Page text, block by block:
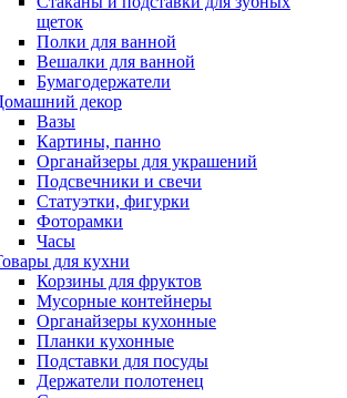
щеток
Полки для ванной
Вешалки для ванной
Бумагодержатели
декор
Вазы
Картины, панно
Органайзеры для украшений
Подсвечники и свечи
Статуэтки, фигурки
Фоторамки
Часы
для кухни
Корзины для фруктов
Мусорные контейнеры
Органайзеры кухонные
Планки кухонные
Подставки для посуды
Держатели полотенец